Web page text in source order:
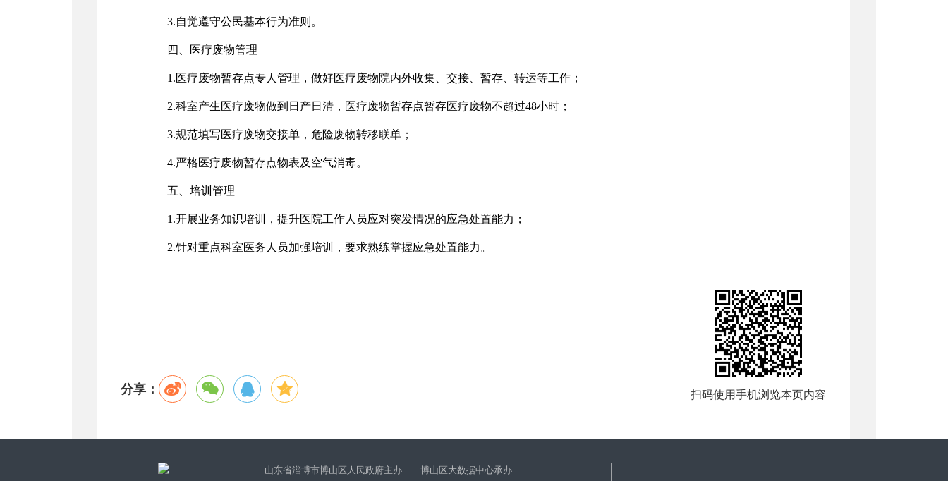
3.自觉遵守公民基本行为准则。
四、医疗废物管理
1.医疗废物暂存点专人管理，做好医疗废物院内外收集、交接、暂存、转运等工作；
2.科室产生医疗废物做到日产日清，医疗废物暂存点暂存医疗废物不超过48小时；
3.规范填写医疗废物交接单，危险废物转移联单；
4.严格医疗废物暂存点物表及空气消毒。
五、培训管理
1.开展业务知识培训，提升医院工作人员应对突发情况的应急处置能力；
2.针对重点科室医务人员加强培训，要求熟练掌握应急处置能力。
分享： 扫码使用手机浏览本页内容
山东省淄博市博山区人民政府主办 博山区大数据中心承办